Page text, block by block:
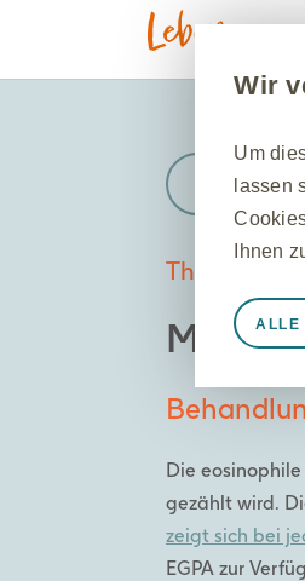
Zurück
Therapie
Die
gezählt wird.
zeigt sich bei
EGPA zur
Wir
Um
lassen
Ihnen
werden
ALLE